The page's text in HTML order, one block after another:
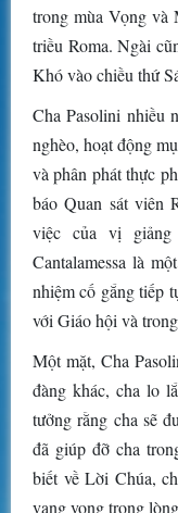
trong mùa Vọng và
triều Roma. Ngài
Khó vào chiều thứ
Cha Pasolini nhiều
nghèo, hoạt động
và phân phát thực
báo Quan sát viên
việc của vị
Cantalamessa là
nhiệm cố gắng tiếp
với Giáo hội và
Một mặt, Cha
đàng khác, cha lo
tưởng rằng cha sẽ
đã giúp đỡ cha
biết về Lời Chúa,
vang vọng trong